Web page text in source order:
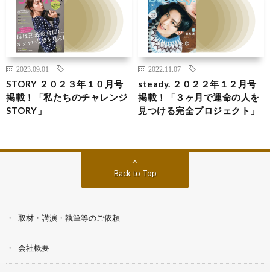
2023.09.01
STORY ２０２３年１０月号
掲載！「私たちのチャレンジ
STORY」
2022.11.07
steady. ２０２２年１２月号
掲載！「３ヶ月で運命の人を
見つける完全プロジェクト」
Back to Top
取材・講演・執筆等のご依頼
会社概要